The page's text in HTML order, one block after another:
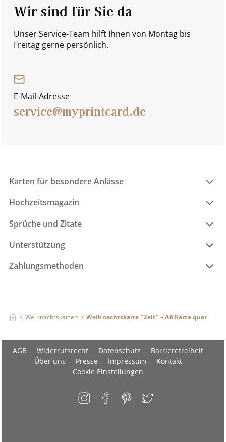
Wir sind für Sie da
Unser Service-Team hilft Ihnen von Montag bis
Freitag gerne persönlich.
E-Mail-Adresse
service@myprintcard.de
Karten für besondere Anlässe
Hochzeitsmagazin
Sprüche und Zitate
Unterstützung
Zahlungsmethoden
Weihnachtskarten Weihnachtskarte "Zeit" – A6 Karte quer
AGB Widerrufsrecht Datenschutz
Barrierefreiheit
Über uns
Presse Impressum
Kontakt
Cookie Einstellungen